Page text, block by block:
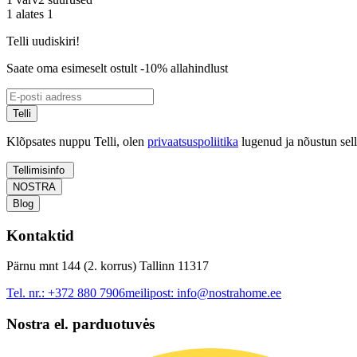
1 alates 1
Telli uudiskiri!
Saate oma esimeselt ostult -10% allahindlust
Telli
Klõpsates nuppu Telli, olen privaatsuspoliitika lugenud ja nõustun
Tellimisinfo
NOSTRA
Blog
Kontaktid
Pärnu mnt 144 (2. korrus) Tallinn 11317
Tel. nr.: +372 880 7906meilipost: info@nostrahome.ee
Nostra el. parduotuvės